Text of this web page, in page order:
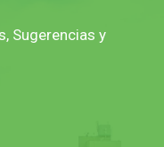
Sugerencias y